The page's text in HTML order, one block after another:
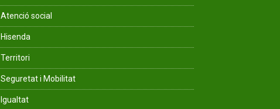
Atenció social
Hisenda
Territori
Seguretat i Mobilitat
Igualtat